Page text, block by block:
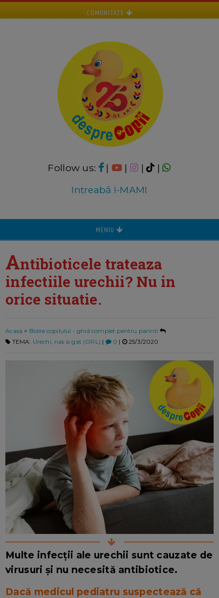
COMUNITATE
Follow us: | | |
|
Intreabă I-MAMI
MENIU
Antibioticele trateaza
infectiile urechii? Nu in
orice situatie.
Acasa > Bolile copilului - ghid complet pentru parinti
TEMA: Urechi, nas si gat (ORL) | 0 | 25/3/2020
Multe infecții ale urechii sunt cauzate de
virusuri și nu necesită antibiotice.
Dacă medicul pediatru suspectează că